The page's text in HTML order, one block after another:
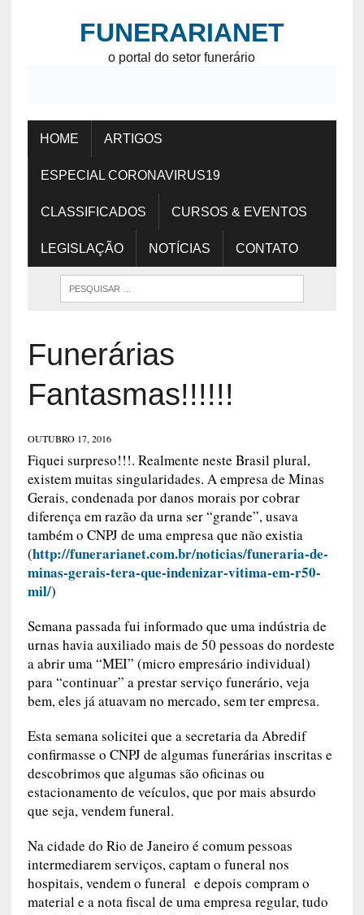
FUNERARIANET
o portal do setor funerário
HOME ARTIGOS
ESPECIAL CORONAVIRUS19
CLASSIFICADOS CURSOS & EVENTOS
LEGISLAÇÃO NOTÍCIAS CONTATO
Funerárias
Fantasmas!!!!!!
OUTUBRO 17, 2016
Fiquei surpreso!!!. Realmente neste Brasil plural,
existem muitas singularidades. A empresa de Minas
Gerais, condenada por danos morais por cobrar
diferença em razão da urna ser “grande”, usava
também o CNPJ de uma empresa que não existia
(http://funerarianet.com.br/noticias/funeraria-de-
minas-gerais-tera-que-indenizar-vitima-em-r50-
mil/)
Semana passada fui informado que uma indústria de
urnas havia auxiliado mais de 50 pessoas do nordeste
a abrir uma “MEI” (micro empresário individual)
para “continuar” a prestar serviço funerário, veja
bem, eles já atuavam no mercado, sem ter empresa.
Esta semana solicitei que a secretaria da Abredif
confirmasse o CNPJ de algumas funerárias inscritas e
descobrimos que algumas são oficinas ou
estacionamento de veículos, que por mais absurdo
que seja, vendem funeral.
Na cidade do Rio de Janeiro é comum pessoas
intermediarem serviços, captam o funeral nos
hospitais, vendem o funeral e depois compram o
material e a nota fiscal de uma empresa regular, tudo